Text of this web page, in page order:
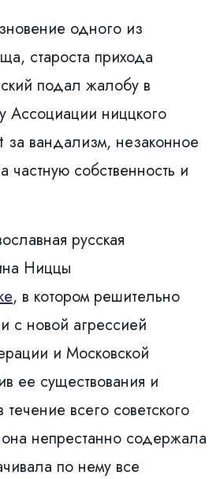
одного из
староста прихода
подал жалобу в
Ассоциации ниццкого
за вандализм, незаконное
частную собственность и
русская
Ниццы
, в котором решительно
с новой агрессией
и Московской
ее существования и
течение всего советского
непрестанно содержала
по нему все